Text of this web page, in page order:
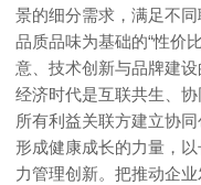
景的细分需求，满足不
品质品味为基础的“性价
意、技术创新与品牌建
经济时代是互联共生、
所有利益关联方建立协
形成健康成长的力量，
力管理创新。把推动企